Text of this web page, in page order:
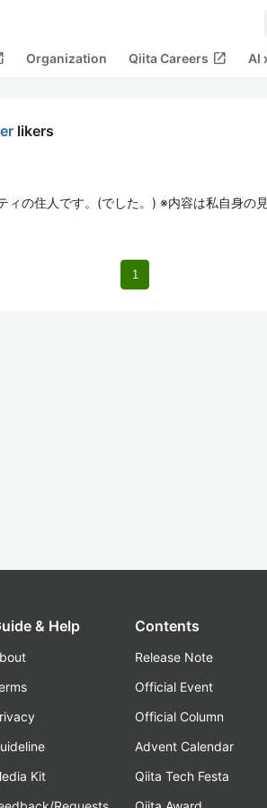
Organization Qiita Careers open_in_new AI
likers
の住人です。(でした。) ※内容は私自身の
1
& Help
Kit
Contents
Release Note
Official Event
Official Column
Advent Calendar
Qiita Tech Festa